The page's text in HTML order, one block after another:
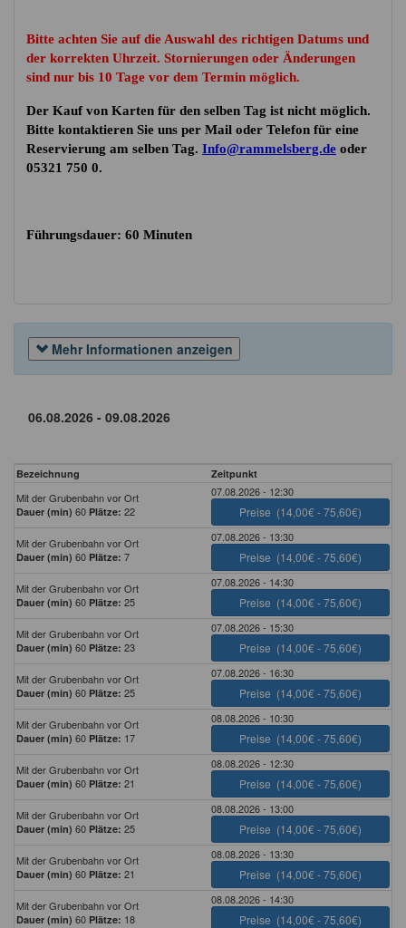
Bitte achten Sie auf die Auswahl des richtigen Datums und
der korrekten Uhrzeit. Stornierungen oder Änderungen
sind nur bis 10 Tage vor dem Termin möglich.
Der Kauf von Karten für den selben Tag ist nicht möglich.
Bitte kontaktieren Sie uns per Mail oder Telefon für eine
Reservierung am selben Tag. Info@rammelsberg.de oder
05321 750 0.
Führungsdauer: 60 Minuten
Mehr Informationen anzeigen
Bezeichnung Zeitpunkt
Mit der Grubenbahn vor Ort
Dauer (min) 60 Plätze: 22
07.08.2026 - 12:30
Preise (14,00€ - 75,60€)
Mit der Grubenbahn vor Ort
Dauer (min) 60 Plätze: 7
07.08.2026 - 13:30
Preise (14,00€ - 75,60€)
Mit der Grubenbahn vor Ort
Dauer (min) 60 Plätze: 25
07.08.2026 - 14:30
Preise (14,00€ - 75,60€)
Mit der Grubenbahn vor Ort
Dauer (min) 60 Plätze: 23
07.08.2026 - 15:30
Preise (14,00€ - 75,60€)
Mit der Grubenbahn vor Ort
Dauer (min) 60 Plätze: 25
07.08.2026 - 16:30
Preise (14,00€ - 75,60€)
Mit der Grubenbahn vor Ort
Dauer (min) 60 Plätze: 17
08.08.2026 - 10:30
Preise (14,00€ - 75,60€)
Mit der Grubenbahn vor Ort
Dauer (min) 60 Plätze: 21
08.08.2026 - 12:30
Preise (14,00€ - 75,60€)
Mit der Grubenbahn vor Ort
Dauer (min) 60 Plätze: 25
08.08.2026 - 13:00
Preise (14,00€ - 75,60€)
Mit der Grubenbahn vor Ort
Dauer (min) 60 Plätze: 21
08.08.2026 - 13:30
Preise (14,00€ - 75,60€)
Mit der Grubenbahn vor Ort
Dauer (min) 60 Plätze: 18
08.08.2026 - 14:30
Preise (14,00€ - 75,60€)